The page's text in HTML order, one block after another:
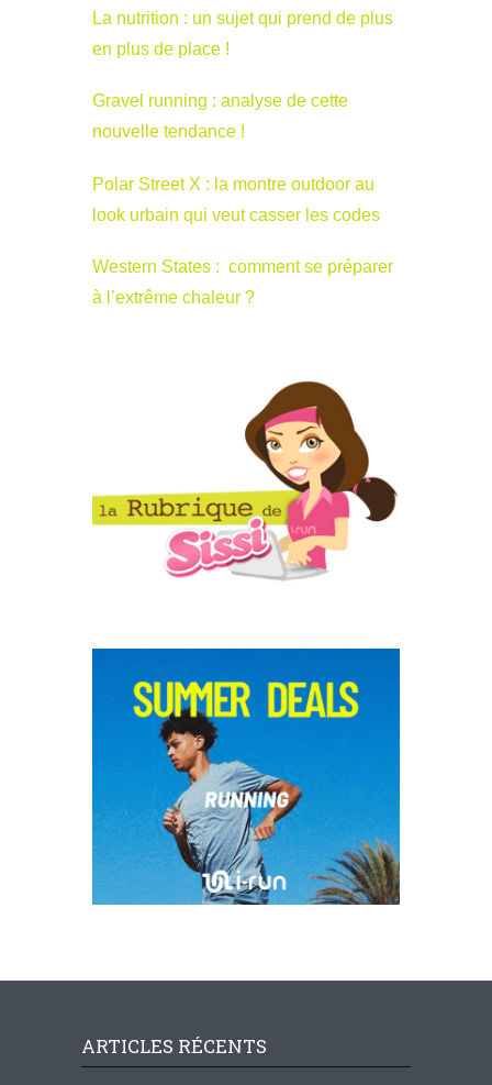
La nutrition : un sujet qui prend de plus
en plus de place !
Gravel running : analyse de cette
nouvelle tendance !
Polar Street X : la montre outdoor au
look urbain qui veut casser les codes
Western States : comment se préparer
à l’extrême chaleur ?
ARTICLES RÉCENTS